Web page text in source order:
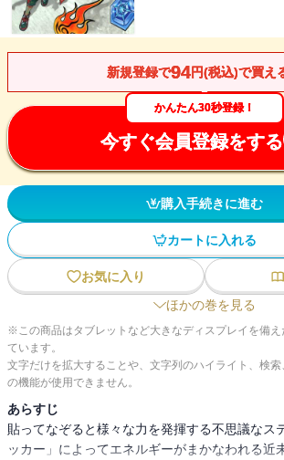
新規登録で94円(税込)で買え
かんたん30秒登録！
今すぐ会員登録をする
購入手続きに進む
カートに入れる
お気に入り
ほかの巻を見る
※この商品はタブレットなど大きなディスプレイを備え
ています。
文字だけを拡大することや、文字列のハイライト、検
の機能が使用できません。
あらすじ
貼ってなぞると様々な力を発揮する不思議なス
ッカー」によってエネルギーがまかなわれる近